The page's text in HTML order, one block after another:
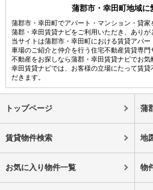
蒲郡市・幸田町地域に
蒲郡市・幸田町でアパート・マンション・貸家
蒲郡・幸田賃貸ナビをご利用いただき、ありが
当サイトは蒲郡市・幸田町における賃貸アパ
車場のご紹介と仲介を行う住宅不動産賃貸専
不動産をお探しなら蒲郡・幸田賃貸ナビでお気
幸田賃貸ナビでは、お客様の立場にたって賃
だきます。
トップページ 蒲
賃貸物件検索 地
お気に入り物件一覧 物